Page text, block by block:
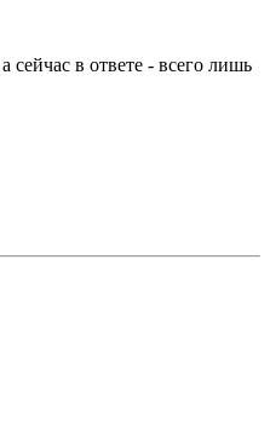
сейчас в ответе - всего лишь